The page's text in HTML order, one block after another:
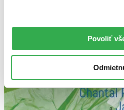
Povoliť